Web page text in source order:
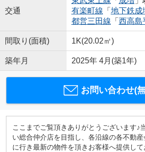
交通
有楽町線 「 地下鉄成
都営三田線 「 西高島
間取り(面積) 1K(20.02㎡)
築年月 2025年 4月(築1年)
お問い合わせ(
ここまでご覧頂きありがとうございます♪
い総合仲介店を目指し、各沿線の各不動
に行き最新の物件を頂きお客様へ提供し